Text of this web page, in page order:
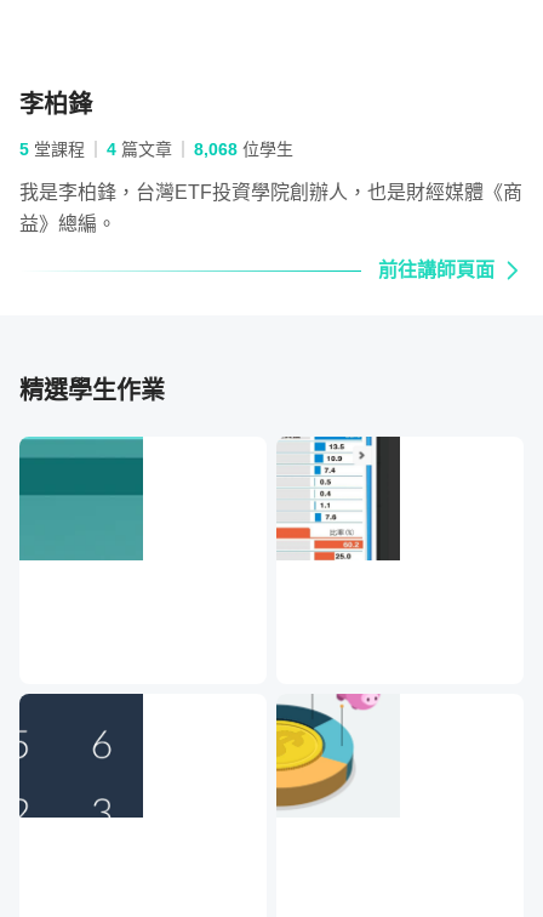
李柏鋒
5 堂課程 4 篇文章 8,068 位學生
我是李柏鋒，台灣ETF投資學院創辦人，也是財經媒體《商
益》總編。
前往講師頁面
精選學生作業